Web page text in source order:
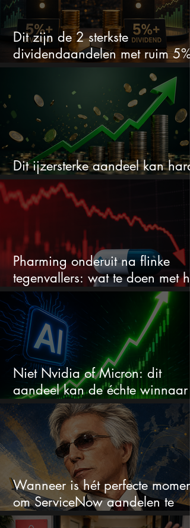
Dit zijn de 2 sterkste
dividendaandelen met ruim 5%
Dit ijzersterke aandeel kan hard
stijgen maar bijna niemand kijkt
Pharming onderuit na flinke
tegenvallers: wat te doen met
aandeel?
Niet Nvidia of Micron: dit
aandeel kan de échte winnaar
van de AI-race worden
Wanneer is hét perfecte moment
om ServiceNow aandelen te
kopen?